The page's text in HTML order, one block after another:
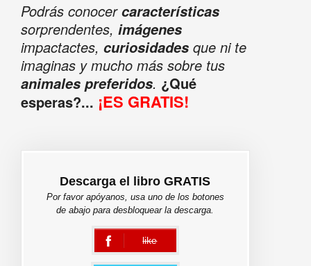
Podrás conocercaracterísticas
sorprendentes, imágenes
impactactes, curiosidadesque ni te
imaginas y mucho más sobre tus
animales preferidos. ¿Qué
esperas?... ¡ES GRATIS!
Descarga el libro GRATIS
Por favor apóyanos, usa uno de los botones
de abajo para desbloquear la descarga.
like
error